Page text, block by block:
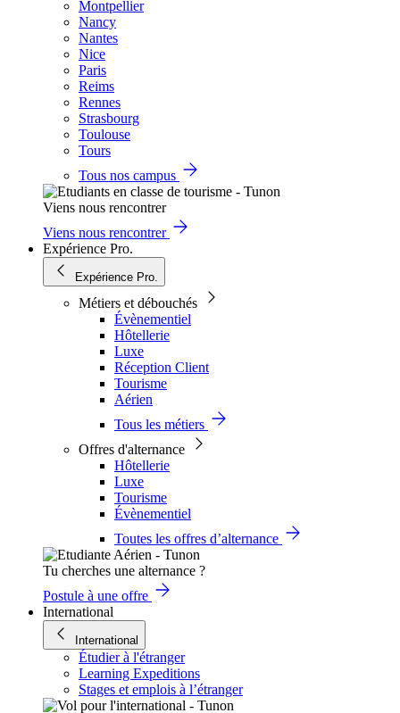
Montpellier
Nancy
Nantes
Nice
Paris
Reims
Rennes
Strasbourg
Toulouse
Tours
Tous nos campus
Viens nous rencontrer
Viens nous rencontrer
Expérience Pro.
Expérience Pro.
Métiers et débouchés
Évènementiel
Hôtellerie
Luxe
Réception Client
Tourisme
Aérien
Tous les métiers
Offres d'alternance
Hôtellerie
Luxe
Tourisme
Évènementiel
Toutes les offres d’alternance
Tu cherches une alternance ?
Postule à une offre
International
International
Étudier à l'étranger
Learning Expeditions
Stages et emplois à l’étranger